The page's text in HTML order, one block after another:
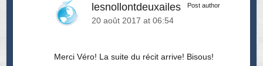
lesnollontdeuxailes Post author
20 août 2017 at 06:54
Merci Véro! La suite du récit arrive! Bisous!